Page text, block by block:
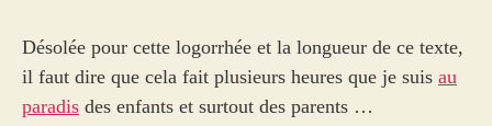
Désolée pour cette logorrhée et la longueur de ce texte,
il faut dire que cela fait plusieurs heures que je suis au
paradis des enfants et surtout des parents …